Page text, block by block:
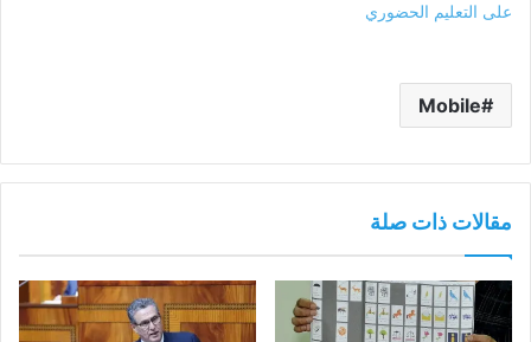
على التعليم الحضوري
Mobile
مقالات ذات صلة